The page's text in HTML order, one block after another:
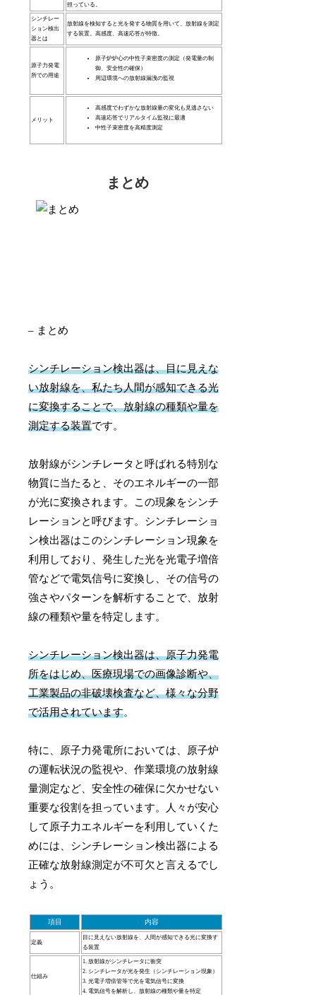
担っている。
シンチレー
ション検出
器とは
放射線を検知すると光を発する物質を用いて、放射線を測定
する装置。高感度、高速応答が特徴。
原子力発電
所での用途
原子炉炉心の中性子束密度の測定（発電量の制
御、安全性の確保）
周辺環境への放射線漏洩の監視
メリット
高感度でわずかな放射線量の変化も見逃さない
高速応答でリアルタイム監視に最適
中性子束密度を高精度測定
まとめ
– まとめ
シンチレーション検出器は、目に見えな
い放射線を、私たち人間が感知できる光
に変換することで、放射線の種類や量を
測定する装置です。
放射線がシンチレータと呼ばれる特別な
物質に当たると、そのエネルギーの一部
が光に変換されます。この現象をシンチ
レーションと呼びます。シンチレーショ
ン検出器はこのシンチレーション現象を
利用しており、発生した光を光電子増倍
管などで電気信号に変換し、その信号の
強さやパターンを解析することで、放射
線の種類や量を特定します。
シンチレーション検出器は、原子力発電
所をはじめ、医療現場での画像診断や、
工業製品の非破壊検査など、様々な分野
で活用されています。
特に、原子力発電所においては、原子炉
の運転状況の監視や、作業環境の放射線
量測定など、安全性の確保に欠かせない
重要な役割を担っています。人々が安心
して原子力エネルギーを利用していくた
めには、シンチレーション検出器による
正確な放射線測定が不可欠と言えるでし
ょう。
項目 内容
定義
目に見えない放射線を、人間が感知できる光に変換す
る装置
仕組み
1. 放射線がシンチレータに衝突
2. シンチレータが光を発生（シンチレーション現象）
3. 光電子増倍管等で光を電気信号に変換
4. 電気信号を解析し、放射線の種類や量を特定